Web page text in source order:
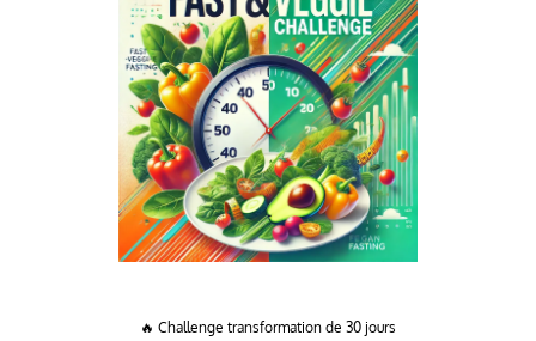
🔥 Challenge transformation de 30 jours